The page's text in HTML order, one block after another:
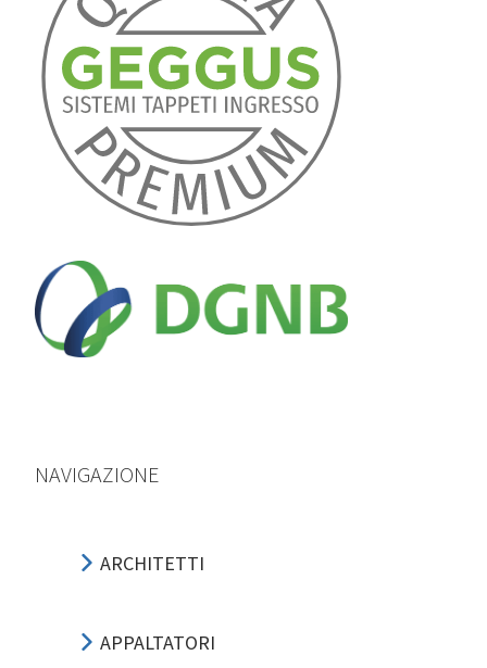
NAVIGAZIONE
ARCHITETTI
APPALTATORI